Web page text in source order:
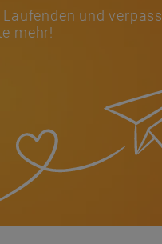
und verpass
mehr!